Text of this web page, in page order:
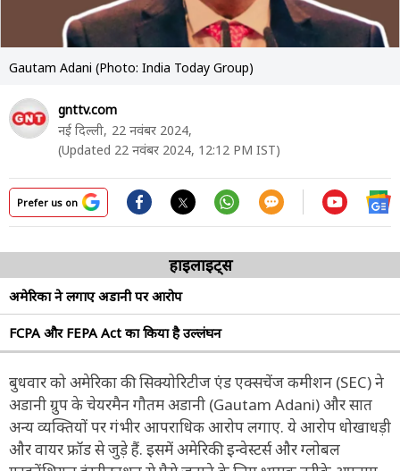
Gautam Adani (Photo: India Today Group)
gnttv.com
नई दिल्ली, 22 नवंबर 2024,
(Updated 22 नवंबर 2024, 12:12 PM IST)
Prefer us on
हाइलाइट्स
अमेरिका ने लगाए अडानी पर आरोप
FCPA और FEPA Act का किया है उल्लंघन
बुधवार को अमेरिका की सिक्योरिटीज एंड एक्सचेंज कमीशन (SEC) ने
अडानी ग्रुप के चेयरमैन गौतम अडानी (Gautam Adani) और सात
अन्य व्यक्तियों पर गंभीर आपराधिक आरोप लगाए. ये आरोप धोखाधड़ी
और वायर फ्रॉड से जुड़े हैं. इसमें अमेरिकी इन्वेस्टर्स और ग्लोबल